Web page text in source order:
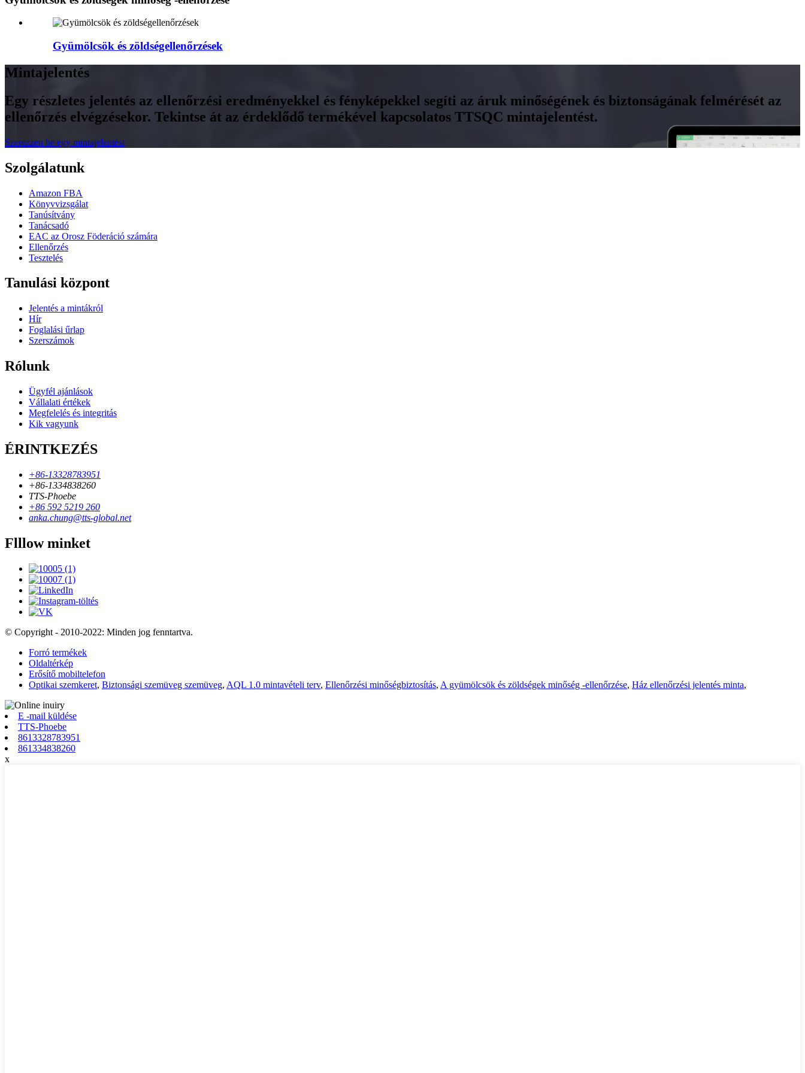
Gyümölcsök és zöldségellenőrzések
Mintajelentés
Egy részletes jelentés az ellenőrzési eredményekkel és fényképekkel segíti az áruk minőségének és biztonságának felmérését az
ellenőrzés elvégzésekor. Tekintse át az érdeklődő termékével kapcsolatos TTSQC mintajelentést.
Szerezzen be egy mintajelentést
Szolgálatunk
Amazon FBA
Könyvvizsgálat
Tanúsítvány
Tanácsadó
EAC az Orosz Föderáció számára
Ellenőrzés
Tesztelés
Tanulási központ
Jelentés a mintákról
Hír
Foglalási űrlap
Szerszámok
Rólunk
Ügyfél ajánlások
Vállalati értékek
Megfelelés és integritás
Kik vagyunk
ÉRINTKEZÉS
+86-13328783951
+86-1334838260
TTS-Phoebe
+86 592 5219 260
anka.chung@tts-global.net
Flllow minket
© Copyright - 2010-2022: Minden jog fenntartva.
Forró termékek
Oldaltérkép
Erősítő mobiltelefon
Optikai szemkeret, Biztonsági szemüveg szemüveg, AQL 1.0 mintavételi terv, Ellenőrzési minőségbiztosítás, A gyümölcsök és zöldségek minőség -ellenőrzése, Ház ellenőrzési jelentés minta,
E -mail küldése
TTS-Phoebe
8613328783951
861334838260
x